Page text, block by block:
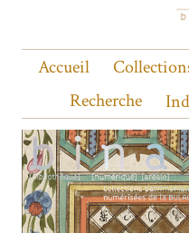
Accueil
Recherche